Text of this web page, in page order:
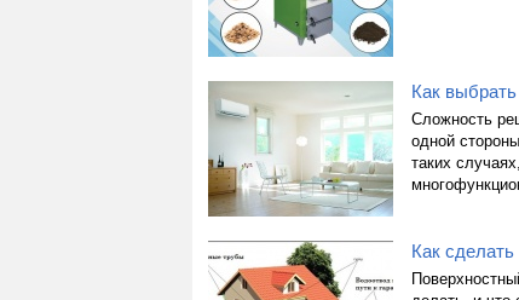
Как
Сложность
одной
таких
Как